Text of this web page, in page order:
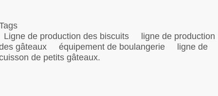
Ligne de production des biscuits
ligne de production
gâteaux
équipement de boulangerie
ligne de
de petits gâteaux.